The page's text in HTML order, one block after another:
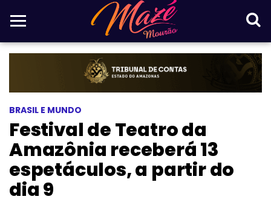
BRASIL E MUNDO
Festival de Teatro da
Amazônia receberá 13
espetáculos, a partir do
dia 9